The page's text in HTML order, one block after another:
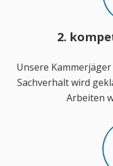
2.
Unsere
Sachverhalt wird
Arbeiten